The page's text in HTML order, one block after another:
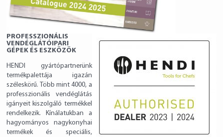
PROFESSZIONÁLIS
VENDÉGLÁTÓIPARI
GÉPEK ÉS ESZKÖZÖK
HENDI gyártópartnerünk
termékpalettája igazán
széleskörű. Több mint 4000, a
professzionális vendéglátás
igányeit kiszolgáló termékkel
rendelkezik. Kínálatukban a
hagyományos nagykonyhai
termékek és speciális,